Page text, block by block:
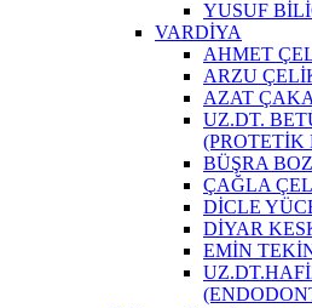
YUSUF
VARDİYA
AHMET
ARZU
AZAT
UZ.DT.
(PROTETİK
BÜŞRA
ÇAĞLA
DİCLE
DİYAR
EMİN